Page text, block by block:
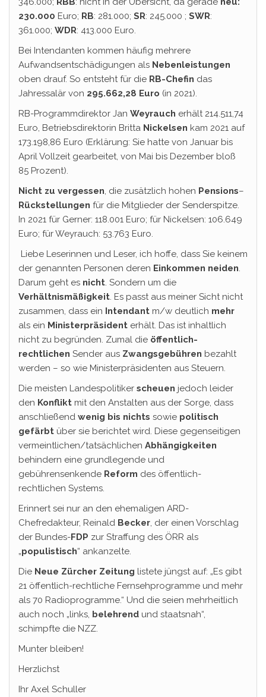
230.000 Euro; RB: 281.000; SR: 245.000 ; SWR:
361.000; WDR: 413.000 Euro.
Bei Intendanten kommen häufig mehrere
Aufwandsentschädigungen als Nebenleistungen
oben drauf. So entsteht für die RB-Chefin das
Jahressalär von 295.662,28 Euro (in 2021).
RB-Programmdirektor Jan Weyrauch erhält 214.511,74
Euro, Betriebsdirektorin Britta Nickelsen kam 2021 auf
173.198,86 Euro (Erklärung: Sie hatte von Januar bis
April Vollzeit gearbeitet, von Mai bis Dezember bloß
85 Prozent).
Nicht zu vergessen, die zusätzlich hohen Pensions–
Rückstellungen für die Mitglieder der Senderspitze.
In 2021 für Gerner: 118.001 Euro; für Nickelsen: 106.649
Euro; für Weyrauch: 53.763 Euro.
Liebe Leserinnen und Leser, ich hoffe, dass Sie keinem
der genannten Personen deren Einkommen neiden.
Darum geht es nicht. Sondern um die
Verhältnismäßigkeit. Es passt aus meiner Sicht nicht
zusammen, dass ein Intendant m/w deutlich mehr
als ein Ministerpräsident erhält. Das ist inhaltlich
nicht zu begründen. Zumal die öffentlich-
rechtlichen Sender aus Zwangsgebühren bezahlt
werden – so wie Ministerpräsidenten aus Steuern.
Die meisten Landespolitiker scheuen jedoch leider
den Konflikt mit den Anstalten aus der Sorge, dass
anschließend wenig bis nichts sowie politisch
gefärbt über sie berichtet wird. Diese gegenseitigen
vermeintlichen/tatsächlichen Abhängigkeiten
behindern eine grundlegende und
gebührensenkende Reform des öffentlich-
rechtlichen Systems.
Erinnert sei nur an den ehemaligen ARD-
Chefredakteur, Reinald Becker, der einen Vorschlag
der Bundes-FDP zur Straffung des ÖRR als
„populistisch“ ankanzelte.
Die Neue Zürcher Zeitung listete jüngst auf: „Es gibt
21 öffentlich-rechtliche Fernsehprogramme und mehr
als 70 Radioprogramme.“ Und die seien mehrheitlich
auch noch „links, belehrend und staatsnah“,
schimpfte die NZZ.
Munter bleiben!
Herzlichst
Ihr Axel Schuller